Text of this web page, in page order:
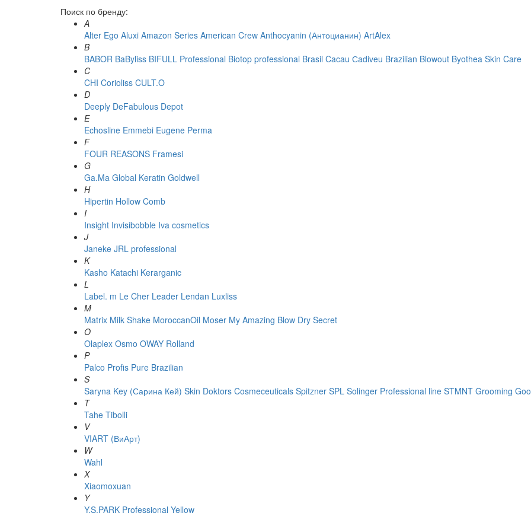
Поиск по бренду:
A
Alter Ego Aluxi Amazon Series American Crew Anthocyanin (Антоцианин) ArtAlex
B
BABOR BaByliss BIFULL Professional Biotop professional Brasil Cacau Сadiveu Brazilian Blowout Byothea Skin Care
C
CHI Corioliss CULT.O
D
Deeply DeFabulous Depot
E
Echosline Emmebi Eugene Perma
F
FOUR REASONS Framesi
G
Ga.Ma Global Keratin Goldwell
H
Hipertin Hollow Comb
I
Insight Invisibobble Iva cosmetics
J
Janeke JRL professional
K
Kasho Katachi Kerarganic
L
Label. m Le Cher Leader Lendan Luxliss
M
Matrix Milk Shake MoroccanOil Moser My Amazing Blow Dry Secret
O
Olaplex Osmo OWAY Rolland
P
Palco Profis Pure Brazilian
S
Saryna Key (Сарина Кей) Skin Doktors Cosmeceuticals Spitzner SPL Solinger Professional line STMNT Grooming
T
Tahe Tibolli
V
VIART (ВиАрт)
W
Wahl
X
Xiaomoxuan
Y
Y.S.PARK Professional Yellow